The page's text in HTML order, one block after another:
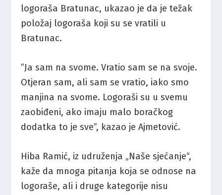
logoraša Bratunac, ukazao je da je težak
položaj logoraša koji su se vratili u
Bratunac.
”Ja sam na svome. Vratio sam se na svoje.
Otjeran sam, ali sam se vratio, iako smo
manjina na svome. Logoraši su u svemu
zaobiđeni, ako imaju malo boračkog
dodatka to je sve”, kazao je Ajmetović.
Hiba Ramić, iz udruženja „Naše sjećanje“,
kaže da mnoga pitanja koja se odnose na
logoraše, ali i druge kategorije nisu